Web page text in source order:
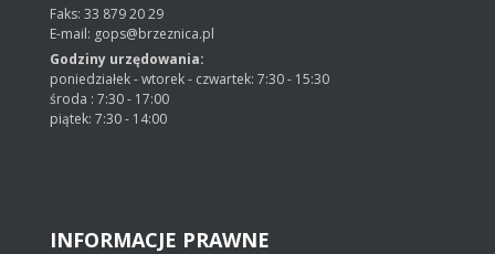
Faks: 33 879 20 29
E-mail: gops@brzeznica.pl
Godziny urzędowania:
poniedziałek - wtorek - czwartek: 7:30 - 15:30
środa : 7:30 - 17:00
piątek: 7:30 - 14:00
INFORMACJE PRAWNE